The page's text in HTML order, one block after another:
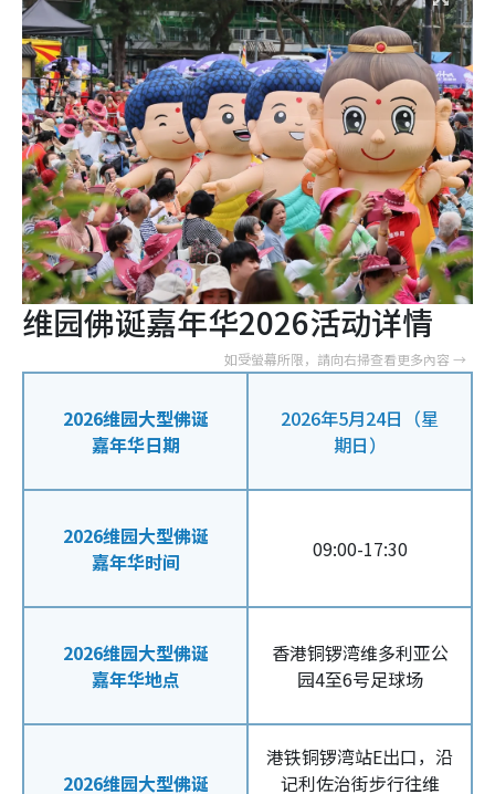
维园佛诞嘉年华2026活动详情
2026维园大型佛诞
嘉年华日期
2026年5月24日（星
期日）
2026维园大型佛诞
嘉年华时间
09:00-17:30
2026维园大型佛诞
嘉年华地点
香港铜锣湾维多利亚公
园4至6号足球场
2026维园大型佛诞
港铁铜锣湾站E出口，沿
记利佐治街步行往维